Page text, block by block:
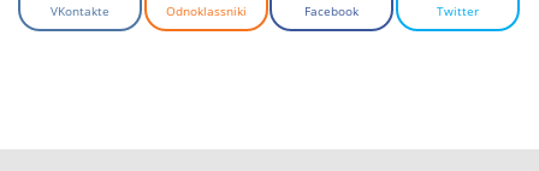
VKontakte Odnoklassniki Facebook Twitter